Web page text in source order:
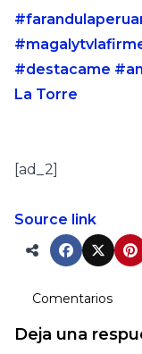
#destacame
La Torre
[ad_2]
Source link
Comentarios
Deja una